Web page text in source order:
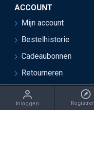
ACCOUNT
Mijn account
Bestelhistorie
Cadeaubonnen
Retourneren
2021 Juwelier van
Inloggen